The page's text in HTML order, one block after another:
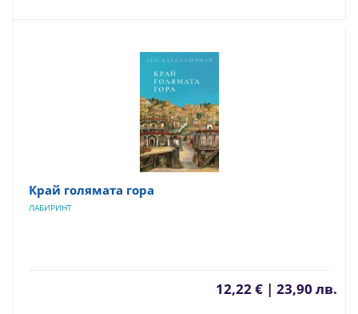
Край голямата гора
ЛАБИРИНТ
12,22 € | 23,90 лв.